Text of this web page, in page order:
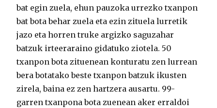
bat egin zuela, ehun pauzoka urrezko txanpon
bat bota behar zuela eta ezin zituela lurretik
jazo eta horren truke argizko saguzahar
batzuk irteeraraino gidatuko ziotela. 50
txanpon bota zituenean konturatu zen lurrean
bera botatako beste txanpon batzuk ikusten
zirela, baina ez zen hartzera ausartu. 99-
garren txanpona bota zuenean aker erraldoi